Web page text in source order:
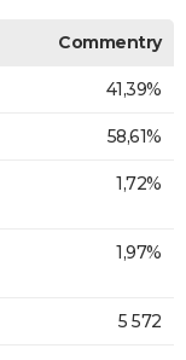
Commentry
41,39%
58,61%
1,72%
1,97%
5 572